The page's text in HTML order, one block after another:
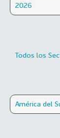
2026
Todos los
América del